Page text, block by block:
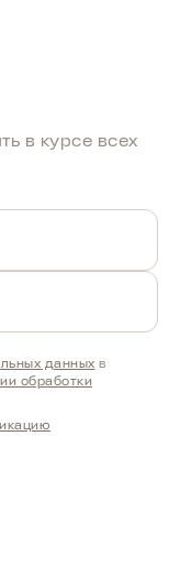
в курcе всех
данных в
обработки